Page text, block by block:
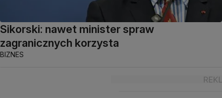
Sikorski: nawet minister spraw
zagranicznych korzysta
BIZNES